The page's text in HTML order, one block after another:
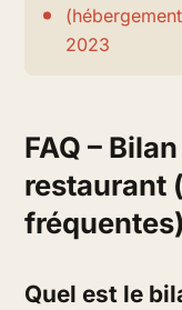
2023
FAQ –
restaurant
fréquentes)
Quel est le